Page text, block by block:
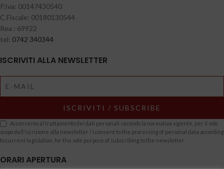
P.Iva: 00147430540
C.Fiscale: 00180130544
Rea : 69922
tel: 0742 340344
ISCRIVITI ALLA NEWSLETTER
Acconsento al trattamento dei dati personali secondo la normativa vigente, per il solo
scopo dell'iscrizione alla newsletter / I consent to the processing of personal data according
to current legislation, for the sole purpose of subscribing to the newsletter
ORARI APERTURA